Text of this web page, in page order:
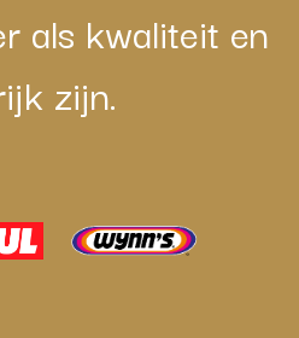
als kwaliteit en
zijn.